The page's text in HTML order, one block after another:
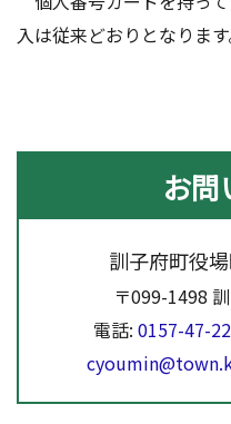
入は従来どおりとなります
お問
訓子府町役
〒099-1498
電話:0157-47-